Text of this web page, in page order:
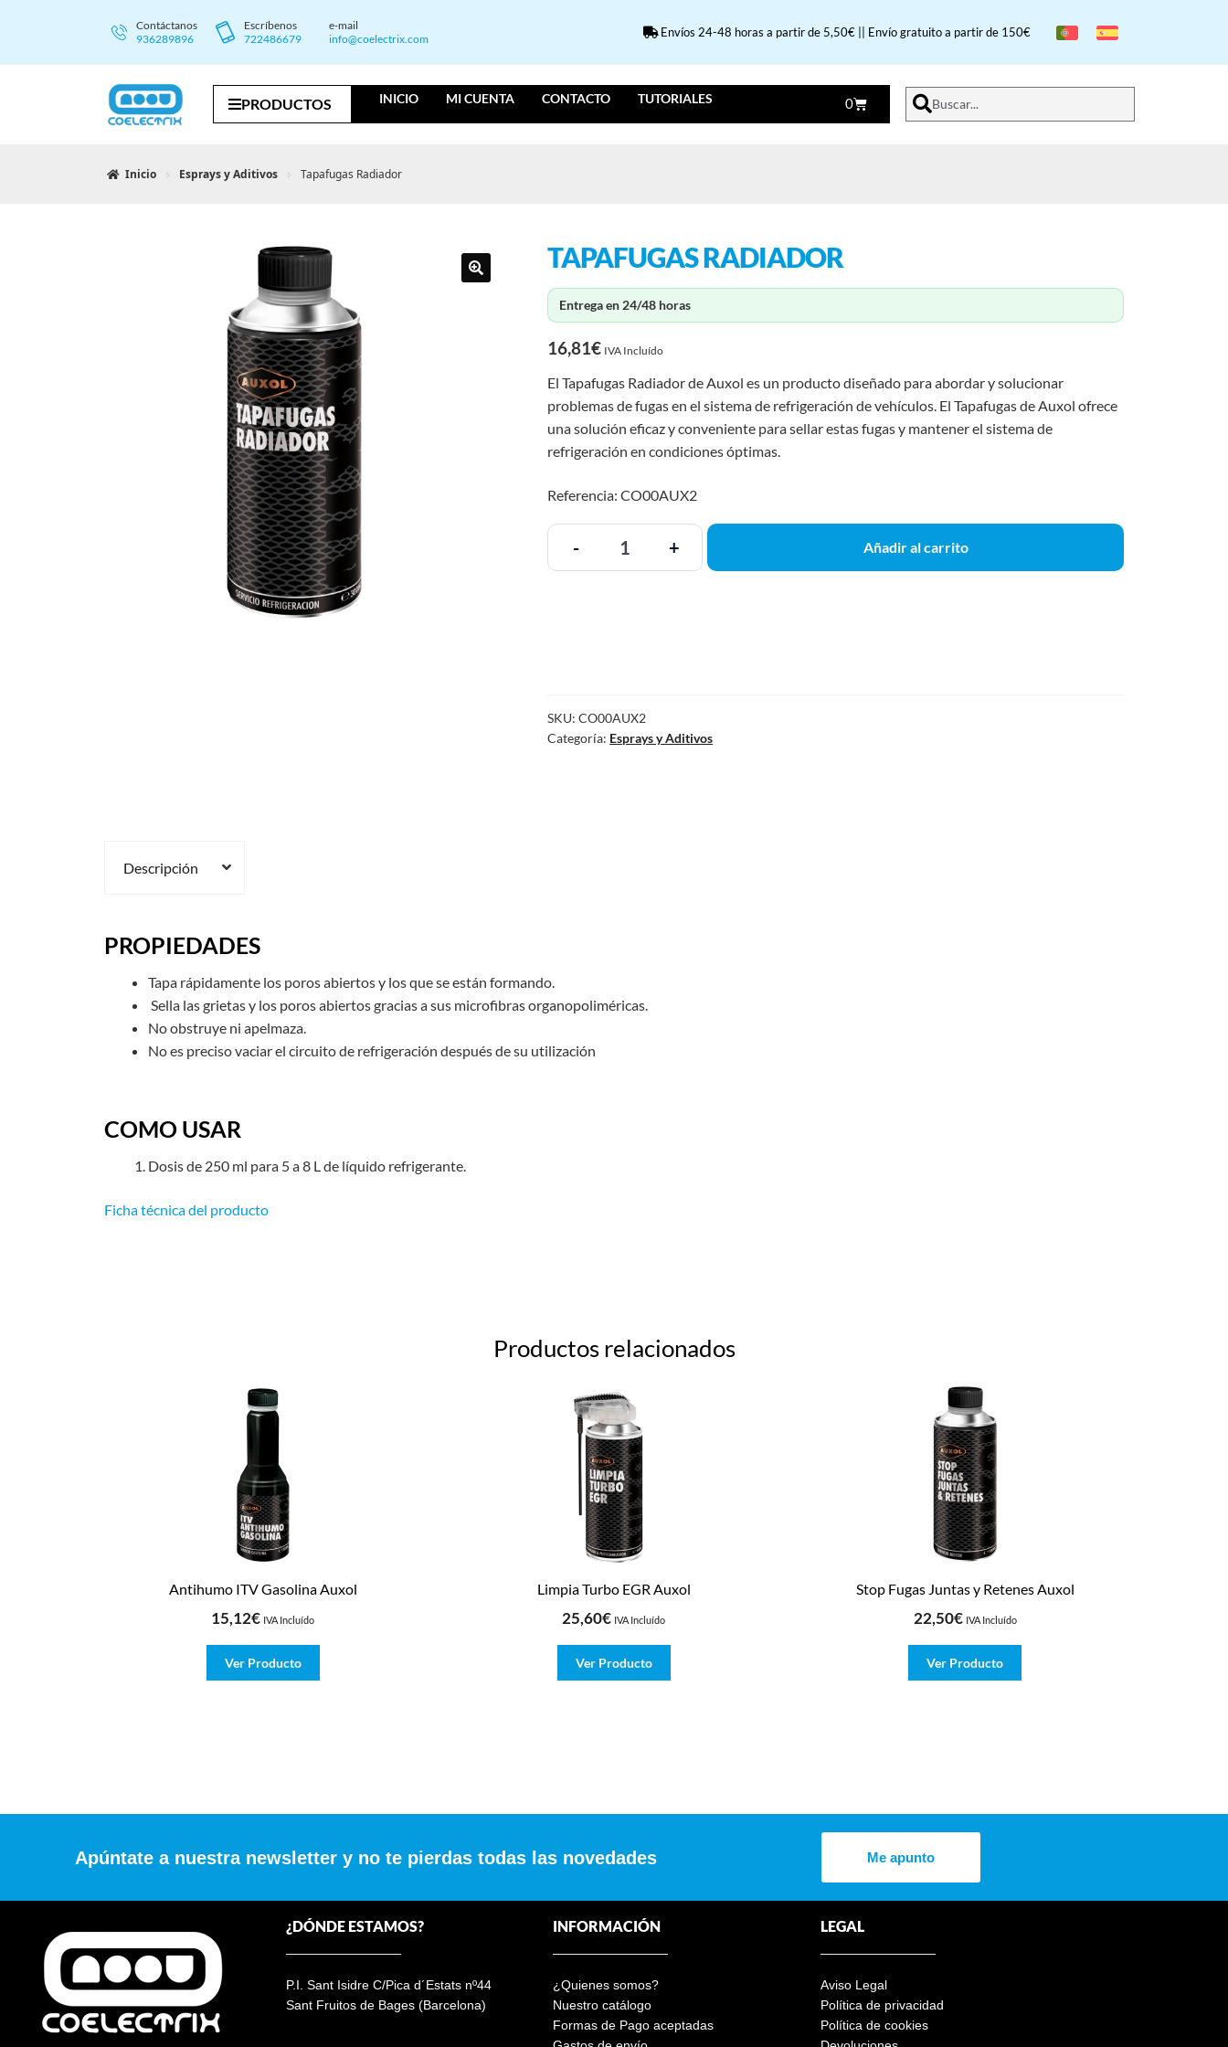
Contáctanos
936289896
Escríbenos
722486679
e-mail
info@coelectrix.com
Envíos 24-48 horas a partir de 5,50€ || Envío gratuito a partir de 150€
PRODUCTOS INICIO MI CUENTA CONTACTO TUTORIALES 0 Buscar...
Inicio Esprays y Aditivos Tapafugas Radiador
TAPAFUGAS RADIADOR
Entrega en 24/48 horas
16,81€ IVA Incluído
El Tapafugas Radiador de Auxol es un producto diseñado para abordar y solucionar
problemas de fugas en el sistema de refrigeración de vehículos. El Tapafugas de Auxol ofrece
una solución eficaz y conveniente para sellar estas fugas y mantener el sistema de
refrigeración en condiciones óptimas.
Referencia: CO00AUX2
- + Añadir al carrito
SKU:CO00AUX2
Categoría: Esprays y Aditivos
Descripción
PROPIEDADES
Tapa rápidamente los poros abiertos y los que se están formando.
Sella las grietas y los poros abiertos gracias a sus microfibras organopoliméricas.
No obstruye ni apelmaza.
No es preciso vaciar el circuito de refrigeración después de su utilización
COMO USAR
Dosis de 250 ml para 5 a 8 L de líquido refrigerante.
Ficha técnica del producto
Productos relacionados
Antihumo ITV Gasolina Auxol
15,12€ IVA Incluído
Ver Producto
Limpia Turbo EGR Auxol
25,60€ IVA Incluído
Ver Producto
Stop Fugas Juntas y Retenes Auxol
22,50€ IVA Incluído
Ver Producto
Apúntate a nuestra newsletter y no te pierdas todas las novedades Me apunto
¿DÓNDE ESTAMOS?
P.I. Sant Isidre C/Pica d´Estats nº44
Sant Fruitos de Bages (Barcelona)
INFORMACIÓN
¿Quienes somos?
Nuestro catálogo
Formas de Pago aceptadas
LEGAL
Aviso Legal
Política de privacidad
Política de cookies